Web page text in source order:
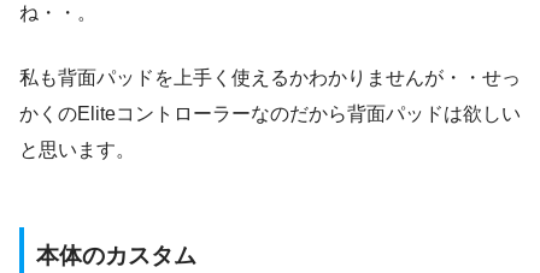
ね・・。
私も背面パッドを上手く使えるかわかりませんが・・せっ
かくのEliteコントローラーなのだから背面パッドは欲しい
と思います。
本体のカスタム